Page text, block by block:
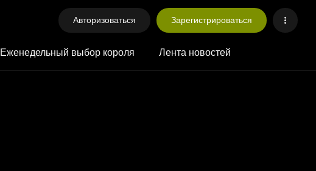
Авторизоваться Зарегистрироваться
Еженедельный выбор короля Лента новостей